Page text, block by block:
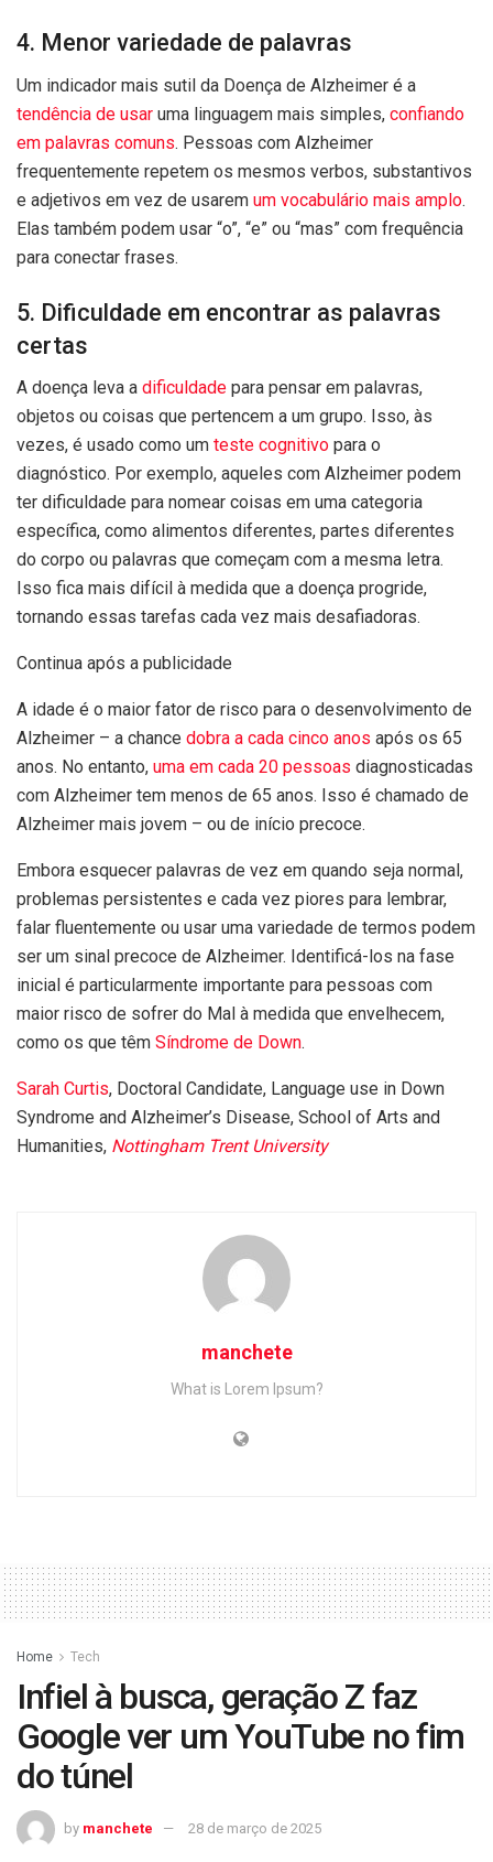
4. Menor variedade de palavras
Um indicador mais sutil da Doença de Alzheimer é a
tendência de usar uma linguagem mais simples, confiando
em palavras comuns. Pessoas com Alzheimer
frequentemente repetem os mesmos verbos, substantivos
e adjetivos em vez de usarem um vocabulário mais amplo.
Elas também podem usar “o”, “e” ou “mas” com frequência
para conectar frases.
5. Dificuldade em encontrar as palavras
certas
A doença leva a dificuldade para pensar em palavras,
objetos ou coisas que pertencem a um grupo. Isso, às
vezes, é usado como um teste cognitivo para o
diagnóstico. Por exemplo, aqueles com Alzheimer podem
ter dificuldade para nomear coisas em uma categoria
específica, como alimentos diferentes, partes diferentes
do corpo ou palavras que começam com a mesma letra.
Isso fica mais difícil à medida que a doença progride,
tornando essas tarefas cada vez mais desafiadoras.
Continua após a publicidade
A idade é o maior fator de risco para o desenvolvimento de
Alzheimer – a chance dobra a cada cinco anos após os 65
anos. No entanto, uma em cada 20 pessoas diagnosticadas
com Alzheimer tem menos de 65 anos. Isso é chamado de
Alzheimer mais jovem – ou de início precoce.
Embora esquecer palavras de vez em quando seja normal,
problemas persistentes e cada vez piores para lembrar,
falar fluentemente ou usar uma variedade de termos podem
ser um sinal precoce de Alzheimer. Identificá-los na fase
inicial é particularmente importante para pessoas com
maior risco de sofrer do Mal à medida que envelhecem,
como os que têm Síndrome de Down.
Sarah Curtis, Doctoral Candidate, Language use in Down
Syndrome and Alzheimer’s Disease, School of Arts and
Humanities, Nottingham Trent University
manchete
What is Lorem Ipsum?
Home Tech
Infiel à busca, geração Z faz
Google ver um YouTube no fim
do túnel
by manchete 28 de março de 2025